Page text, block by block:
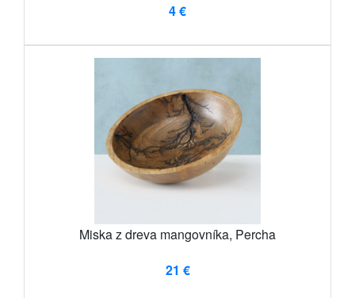
4 €
Miska z dreva mangovníka, Percha
21 €